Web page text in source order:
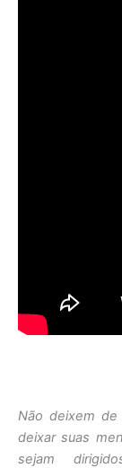
Não deixem
deixar suas
sejam